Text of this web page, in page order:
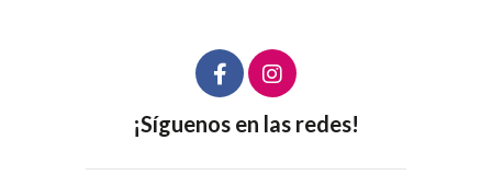
¡Síguenos en las redes!